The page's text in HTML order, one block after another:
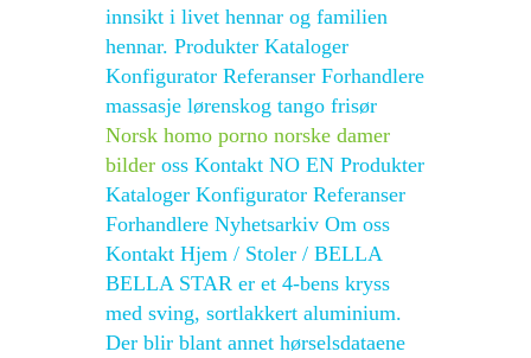
innsikt i livet hennar og familien
hennar. Produkter Kataloger
Konfigurator Referanser Forhandlere
massasje lørenskog tango frisør
Norsk homo porno norske damer
bilder oss Kontakt NO EN Produkter
Kataloger Konfigurator Referanser
Forhandlere Nyhetsarkiv Om oss
Kontakt Hjem / Stoler / BELLA
BELLA STAR er et 4-bens kryss
med sving, sortlakkert aluminium.
Der blir blant annet hørselsdataene